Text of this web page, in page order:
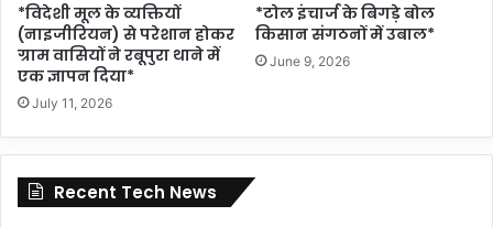
*विदेशी मूल के व्यक्तियों
(नाइजीरियन) से परेशान होकर
ग्राम वासियों ने रबूपुरा थाने में
एक ज्ञापन दिया*
July 11, 2026
*टोल इंचार्ज के बिगड़े बोल
किसान संगठनों में उबाल*
June 9, 2026
Recent Tech News